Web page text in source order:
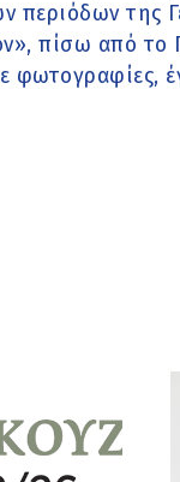
περιόδων της
πίσω από το
φωτογραφίες,